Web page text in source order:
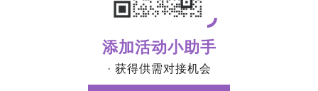
添加活动小助手
· 获得供需对接机会